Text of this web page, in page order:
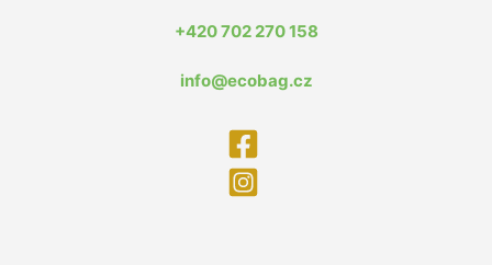
+420 702 270 158
info@ecobag.cz